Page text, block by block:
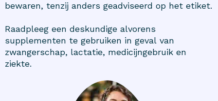
bewaren, tenzij anders geadviseerd op het etiket.
Raadpleeg een deskundige alvorens
supplementen te gebruiken in geval van
zwangerschap, lactatie, medicijngebruik en
ziekte.